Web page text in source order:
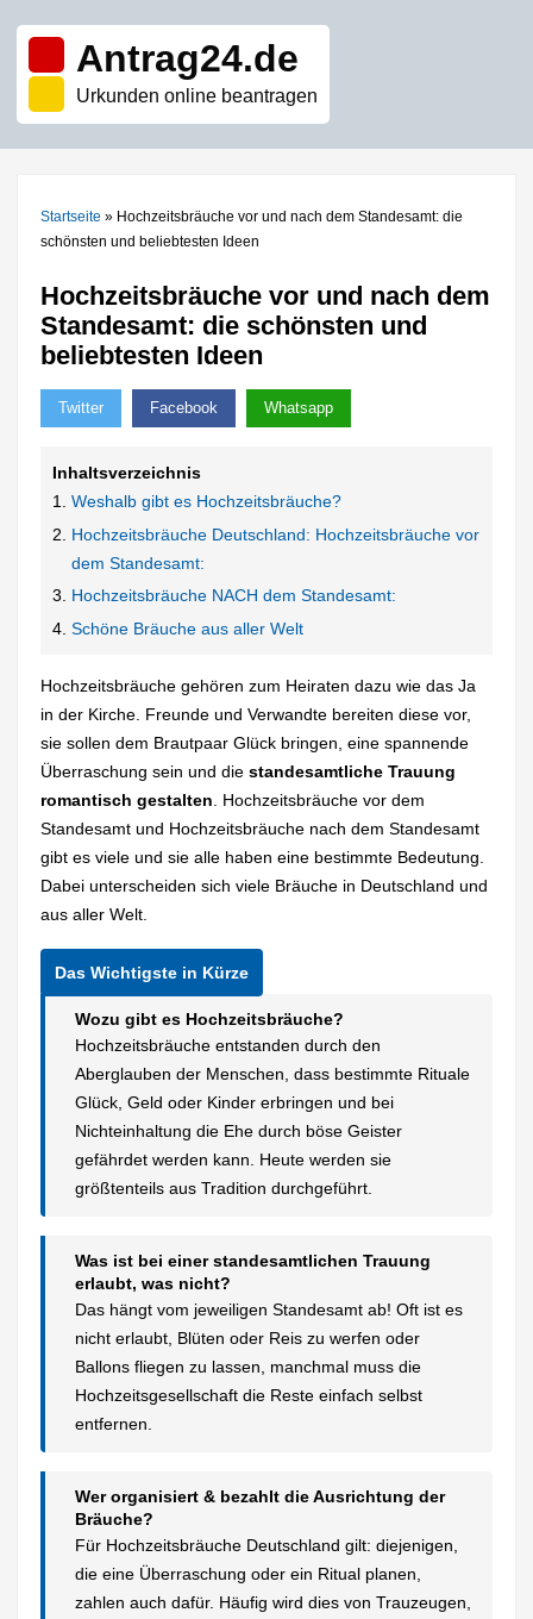
Antrag24.de
Urkunden online beantragen
Startseite » Hochzeitsbräuche vor und nach dem Standesamt: die
schönsten und beliebtesten Ideen
Hochzeitsbräuche vor und nach dem
Standesamt: die schönsten und
beliebtesten Ideen
Twitter Facebook Whatsapp
Inhaltsverzeichnis
Weshalb gibt es Hochzeitsbräuche?
Hochzeitsbräuche Deutschland: Hochzeitsbräuche vor
dem Standesamt:
Hochzeitsbräuche NACH dem Standesamt:
Schöne Bräuche aus aller Welt
Hochzeitsbräuche gehören zum Heiraten dazu wie das Ja
in der Kirche. Freunde und Verwandte bereiten diese vor,
sie sollen dem Brautpaar Glück bringen, eine spannende
Überraschung sein und die standesamtliche Trauung
romantisch gestalten . Hochzeitsbräuche vor dem
Standesamt und Hochzeitsbräuche nach dem Standesamt
gibt es viele und sie alle haben eine bestimmte Bedeutung.
Dabei unterscheiden sich viele Bräuche in Deutschland und
aus aller Welt.
Wozu gibt es Hochzeitsbräuche?
Hochzeitsbräuche entstanden durch den
Aberglauben der Menschen, dass bestimmte Rituale
Glück, Geld oder Kinder erbringen und bei
Nichteinhaltung die Ehe durch böse Geister
gefährdet werden kann. Heute werden sie
größtenteils aus Tradition durchgeführt.
Was ist bei einer standesamtlichen Trauung
erlaubt, was nicht?
Das hängt vom jeweiligen Standesamt ab! Oft ist es
nicht erlaubt, Blüten oder Reis zu werfen oder
Ballons fliegen zu lassen, manchmal muss die
Hochzeitsgesellschaft die Reste einfach selbst
entfernen.
Wer organisiert & bezahlt die Ausrichtung der
Bräuche?
Für Hochzeitsbräuche Deutschland gilt: diejenigen,
die eine Überraschung oder ein Ritual planen,
zahlen auch dafür. Häufig wird dies von Trauzeugen,